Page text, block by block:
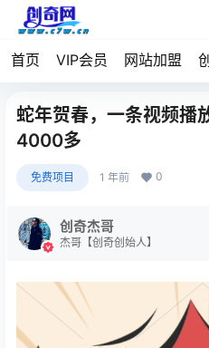
首页 VIP会员 网站加盟
蛇年贺春，一条视频播
4000多
免费项目 1 年前 0
创奇杰哥
杰哥【创奇创始人】